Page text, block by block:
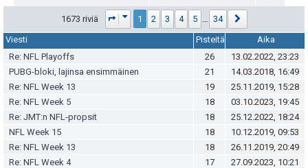
1673 riviä Sivu /34
1 2 3 4 5 … 34
Viesti Pisteitä
Aika
Re: NFL Playoffs
26
13.02.2022, 23:23
PUBG-bloki, lajinsa ensimmäinen
21
14.03.2018, 16:49
Re: NFL Week 13
19
25.11.2019, 15:28
Re: NFL Week 5
18
03.10.2023, 19:45
Re: JMT:n NFL-propsit
18
25.12.2022, 18:24
NFL Week 15
18
10.12.2019, 09:53
Re: NFL Week 13
18
26.11.2019, 20:49
Re: NFL Week 4
17
27.09.2023, 10:21